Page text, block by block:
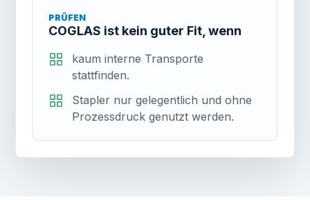
PRÜFEN
COGLAS ist kein guter Fit, wenn
kaum interne Transporte
stattfinden.
Stapler nur gelegentlich und ohne
Prozessdruck genutzt werden.